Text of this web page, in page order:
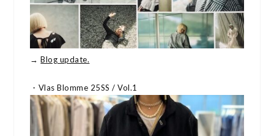
→Blog update.
・Vlas Blomme 25SS / Vol.1